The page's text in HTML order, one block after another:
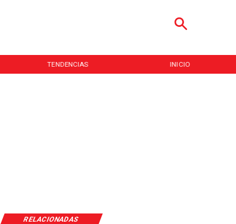
TENDENCIAS INICIO
RELACIONADAS